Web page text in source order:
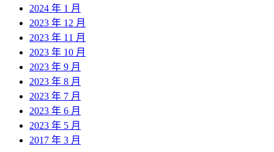
2024 年 1 月
2023 年 12 月
2023 年 11 月
2023 年 10 月
2023 年 9 月
2023 年 8 月
2023 年 7 月
2023 年 6 月
2023 年 5 月
2017 年 3 月